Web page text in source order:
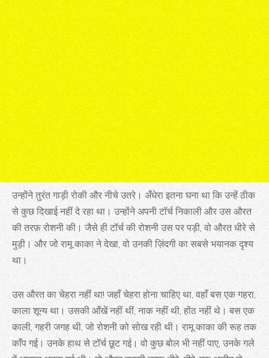
उन्होंने तुरंत गाड़ी रोकी और नीचे उतरे। अँधेरा इतना घना था कि उन्हें ठीक
से कुछ दिखाई नहीं दे रहा था। उन्होंने अपनी टॉर्च निकाली और उस औरत
की तरफ़ रोशनी की। जैसे ही टॉर्च की रोशनी उस पर पड़ी, वो औरत धीरे से
मुड़ी। और जो रामू काका ने देखा, वो उनकी ज़िंदगी का सबसे भयानक दृश्य
था।
उस औरत का चेहरा नहीं था! जहाँ चेहरा होना चाहिए था, वहाँ बस एक गहरा,
काला शून्य था। उसकी आँखें नहीं थीं, नाक नहीं थी, होंठ नहीं थे। बस एक
काली, गहरी जगह थी, जो रोशनी को सोख रही थी। रामू काका की रूह तक
काँप गई। उनके हाथ से टॉर्च छूट गई। वो कुछ बोल भी नहीं पाए, उनके गले